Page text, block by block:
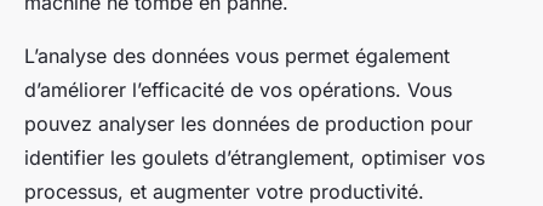
L’analyse des données vous permet également
d’améliorer l’efficacité de vos opérations. Vous
pouvez analyser les données de production pour
identifier les goulets d’étranglement, optimiser vos
processus, et augmenter votre productivité.